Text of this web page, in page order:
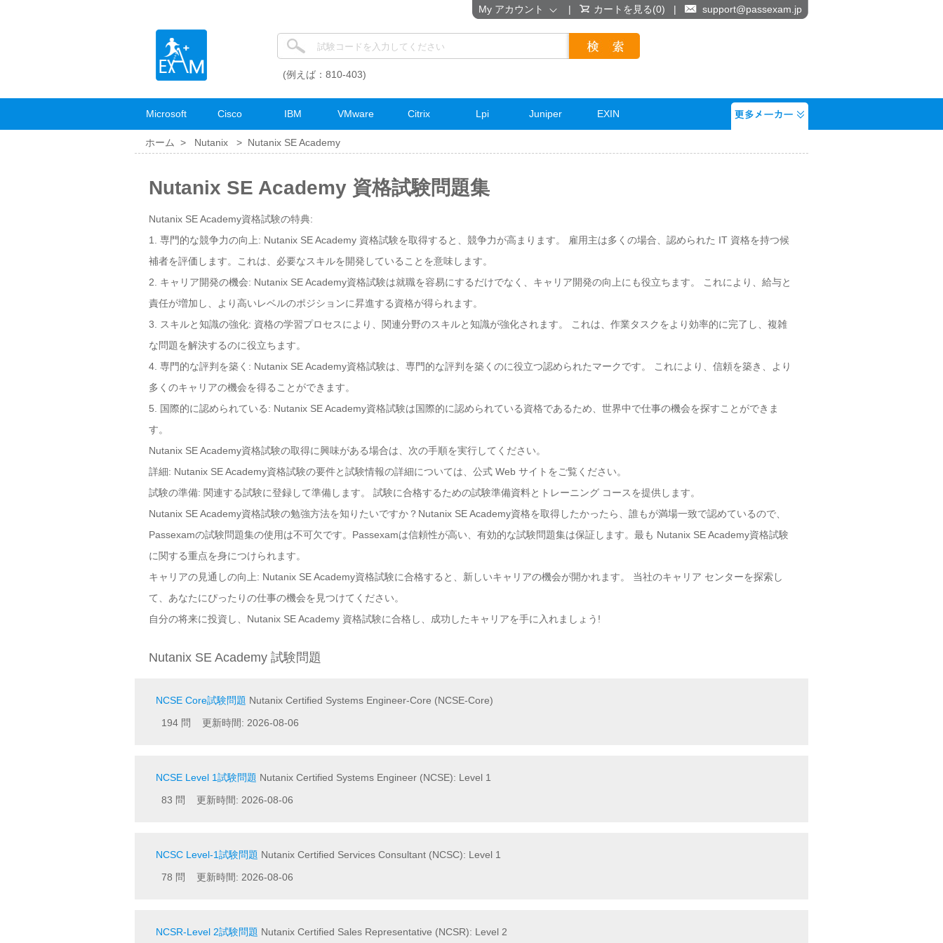
(例えば：810-403)
Microsoft Cisco IBM VMware Citrix Lpi Juniper EXIN
ホーム > Nutanix > Nutanix SE Academy
Nutanix SE Academy 資格試験問題集
Nutanix SE Academy資格試験の特典:
1. 専門的な競争力の向上: Nutanix SE Academy 資格試験を取得すると、競争力が高まります。 雇用主は多くの場合、認められた IT 資格を持つ候
補者を評価します。これは、必要なスキルを開発していることを意味します。
2. キャリア開発の機会: Nutanix SE Academy資格試験は就職を容易にするだけでなく、キャリア開発の向上にも役立ちます。 これにより、給与と
責任が増加し、より高いレベルのポジションに昇進する資格が得られます。
3. スキルと知識の強化: 資格の学習プロセスにより、関連分野のスキルと知識が強化されます。 これは、作業タスクをより効率的に完了し、複雑
な問題を解決するのに役立ちます。
4. 専門的な評判を築く: Nutanix SE Academy資格試験は、専門的な評判を築くのに役立つ認められたマークです。 これにより、信頼を築き、より
多くのキャリアの機会を得ることができます。
5. 国際的に認められている: Nutanix SE Academy資格試験は国際的に認められている資格であるため、世界中で仕事の機会を探すことができま
す。
Nutanix SE Academy資格試験の取得に興味がある場合は、次の手順を実行してください。
詳細: Nutanix SE Academy資格試験の要件と試験情報の詳細については、公式 Web サイトをご覧ください。
試験の準備: 関連する試験に登録して準備します。 試験に合格するための試験準備資料とトレーニング コースを提供します。
Nutanix SE Academy資格試験の勉強方法を知りたいですか？Nutanix SE Academy資格を取得したかったら、誰もが満場一致で認めているので、
Passexamの試験問題集の使用は不可欠です。Passexamは信頼性が高い、有効的な試験問題集は保証します。最も Nutanix SE Academy資格試験
に関する重点を身につけられます。
キャリアの見通しの向上: Nutanix SE Academy資格試験に合格すると、新しいキャリアの機会が開かれます。 当社のキャリア センターを探索し
て、あなたにぴったりの仕事の機会を見つけてください。
自分の将来に投資し、Nutanix SE Academy 資格試験に合格し、成功したキャリアを手に入れましょう!
Nutanix SE Academy 試験問題
NCSE Core試験問題 Nutanix Certified Systems Engineer-Core (NCSE-Core)
194 問 更新時間: 2026-08-06
NCSE Level 1試験問題 Nutanix Certified Systems Engineer (NCSE): Level 1
83 問 更新時間: 2026-08-06
NCSC Level-1試験問題 Nutanix Certified Services Consultant (NCSC): Level 1
78 問 更新時間: 2026-08-06
NCSR-Level 2試験問題 Nutanix Certified Sales Representative (NCSR): Level 2
My アカウント | カートを見る(0) | support@passexam.jp